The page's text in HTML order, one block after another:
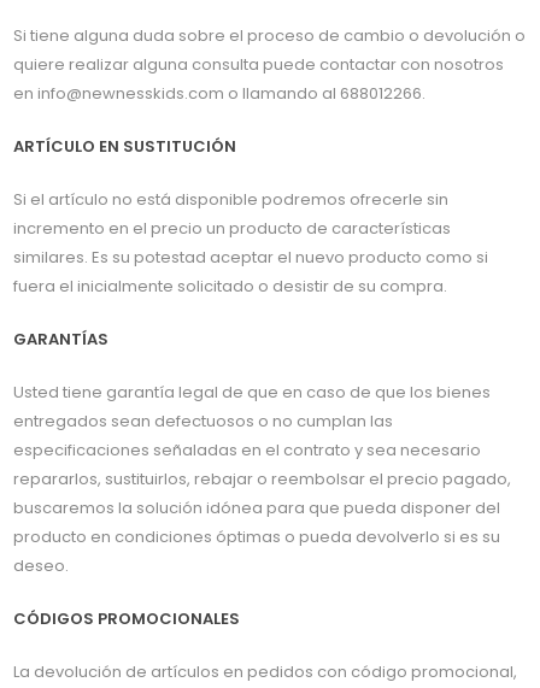
Si tiene alguna duda sobre el proceso de cambio o devolución o
quiere realizar alguna consulta puede contactar con nosotros
en info@newnesskids.com o llamando al 688012266.
ARTÍCULO EN SUSTITUCIÓN
Si el artículo no está disponible podremos ofrecerle sin
incremento en el precio un producto de características
similares. Es su potestad aceptar el nuevo producto como si
fuera el inicialmente solicitado o desistir de su compra.
GARANTÍAS
Usted tiene garantía legal de que en caso de que los bienes
entregados sean defectuosos o no cumplan las
especificaciones señaladas en el contrato y sea necesario
repararlos, sustituirlos, rebajar o reembolsar el precio pagado,
buscaremos la solución idónea para que pueda disponer del
producto en condiciones óptimas o pueda devolverlo si es su
deseo.
CÓDIGOS PROMOCIONALES
La devolución de artículos en pedidos con código promocional,